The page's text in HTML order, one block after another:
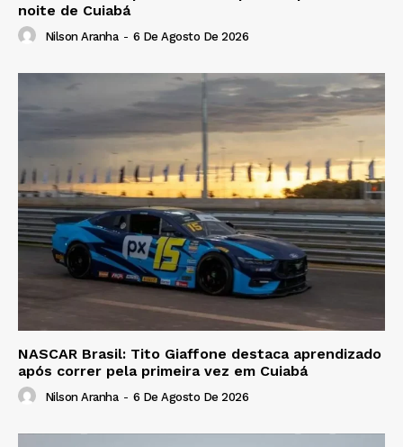
noite de Cuiabá
Nilson Aranha - 6 De Agosto De 2026
NASCAR Brasil: Tito Giaffone destaca aprendizado
após correr pela primeira vez em Cuiabá
Nilson Aranha - 6 De Agosto De 2026